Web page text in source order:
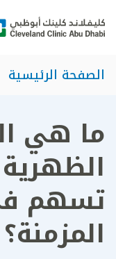
الصفحة الرئيسية
ما هي
تسهم
المزمنة؟